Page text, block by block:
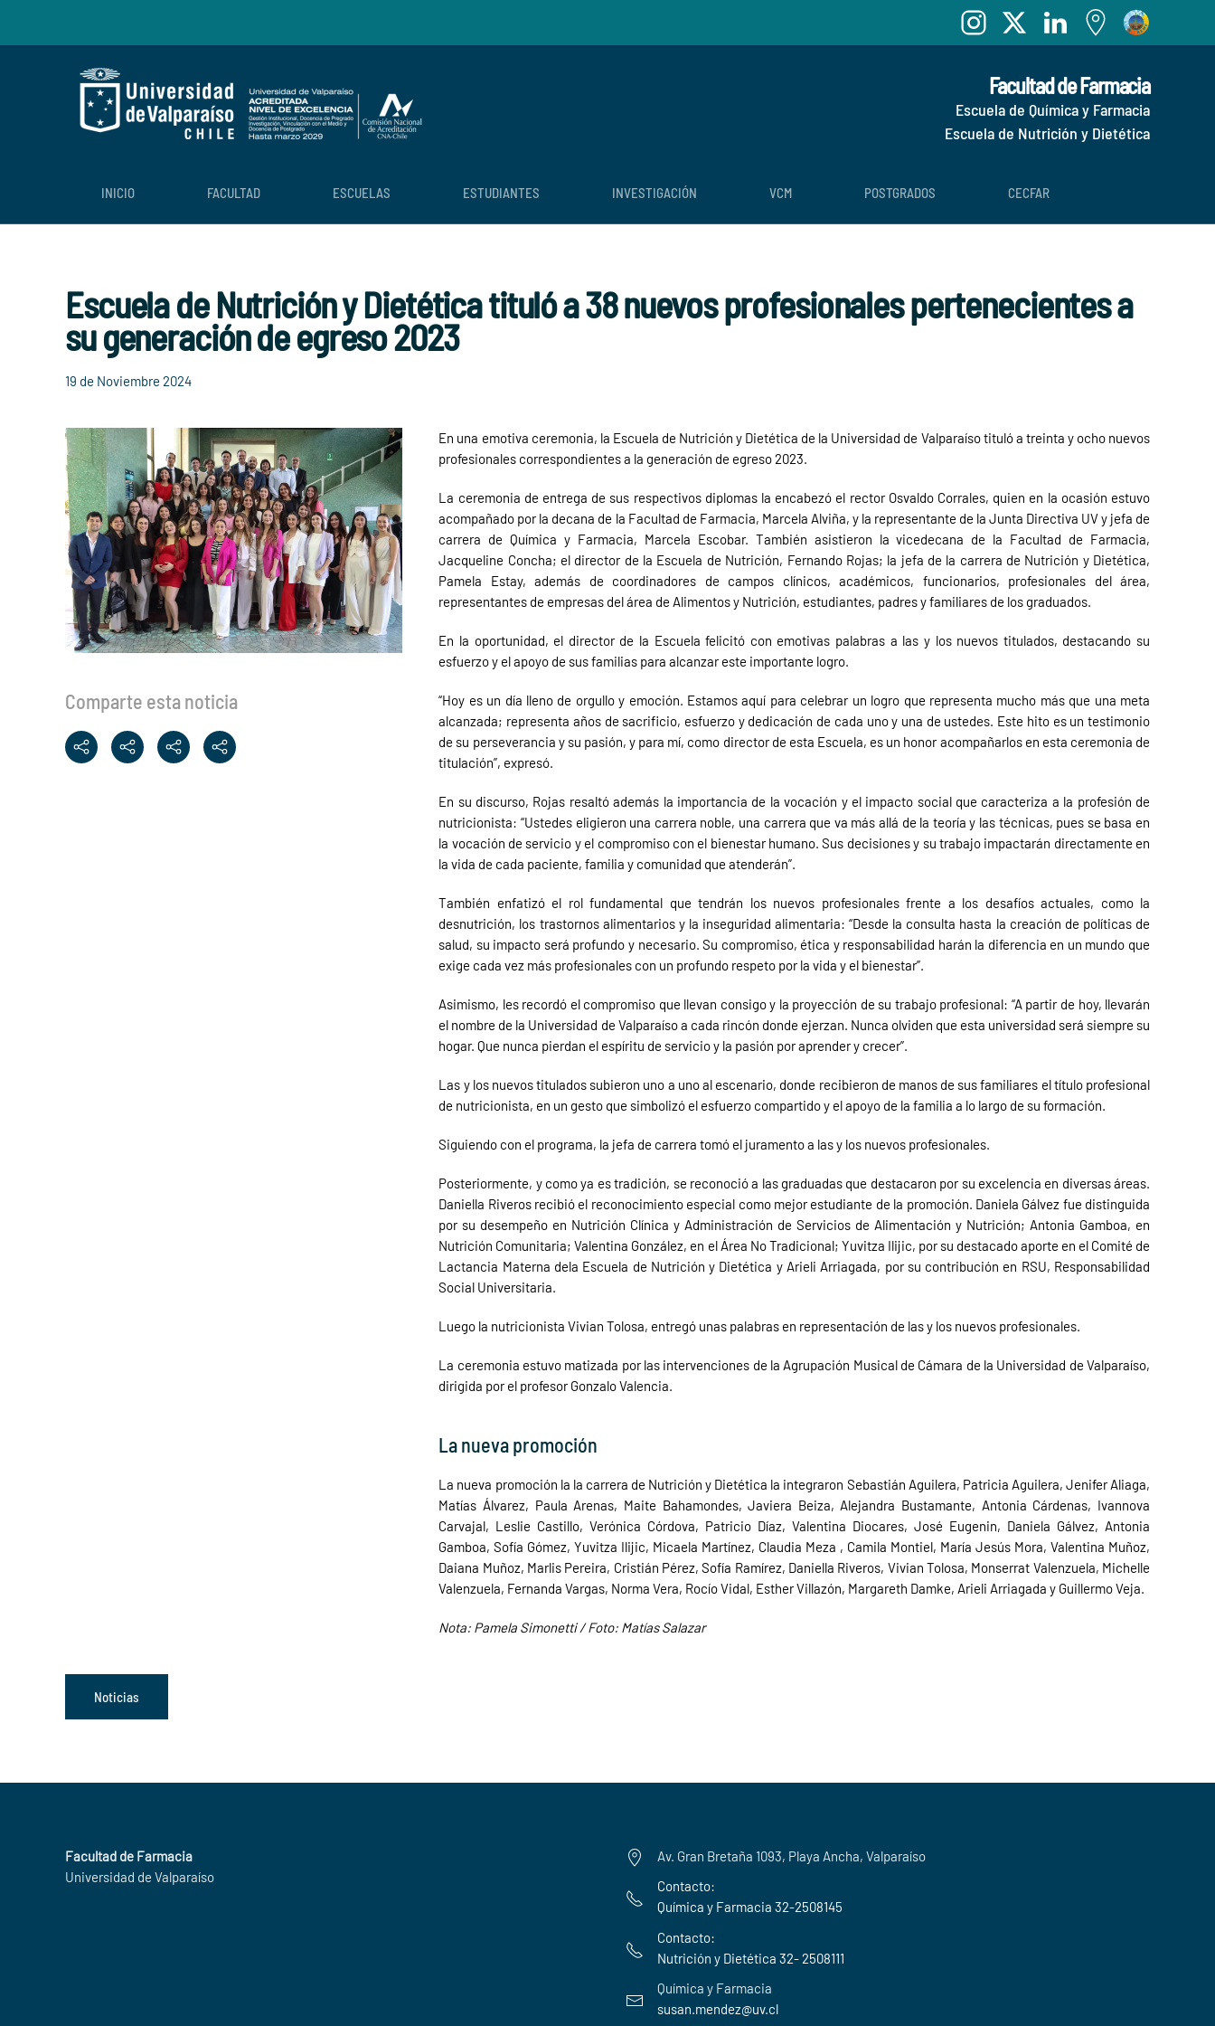
Skip to main content
Facultad de Farmacia
Escuela de Química y Farmacia
Escuela de Nutrición y Dietética
INICIO FACULTAD ESCUELAS ESTUDIANTES INVESTIGACIÓN VCM POSTGRADOS CECFAR
Escuela de Nutrición y Dietética tituló a 38 nuevos profesionales pertenecientes a
su generación de egreso 2023
19 de Noviembre 2024
Comparte esta noticia
En una emotiva ceremonia, la Escuela de Nutrición y Dietética de la Universidad de Valparaíso tituló a treinta y ocho nuevos
profesionales correspondientes a la generación de egreso 2023.
La ceremonia de entrega de sus respectivos diplomas la encabezó el rector Osvaldo Corrales, quien en la ocasión estuvo
acompañado por la decana de la Facultad de Farmacia, Marcela Alviña, y la representante de la Junta Directiva UV y jefa de
carrera de Química y Farmacia, Marcela Escobar. También asistieron la vicedecana de la Facultad de Farmacia,
Jacqueline Concha; el director de la Escuela de Nutrición, Fernando Rojas; la jefa de la carrera de Nutrición y Dietética,
Pamela Estay, además de coordinadores de campos clínicos, académicos, funcionarios, profesionales del área,
representantes de empresas del área de Alimentos y Nutrición, estudiantes, padres y familiares de los graduados.
En la oportunidad, el director de la Escuela felicitó con emotivas palabras a las y los nuevos titulados, destacando su
esfuerzo y el apoyo de sus familias para alcanzar este importante logro.
“Hoy es un día lleno de orgullo y emoción. Estamos aquí para celebrar un logro que representa mucho más que una meta
alcanzada; representa años de sacrificio, esfuerzo y dedicación de cada uno y una de ustedes. Este hito es un testimonio
de su perseverancia y su pasión, y para mí, como director de esta Escuela, es un honor acompañarlos en esta ceremonia de
titulación”, expresó.
En su discurso, Rojas resaltó además la importancia de la vocación y el impacto social que caracteriza a la profesión de
nutricionista: “Ustedes eligieron una carrera noble, una carrera que va más allá de la teoría y las técnicas, pues se basa en
la vocación de servicio y el compromiso con el bienestar humano. Sus decisiones y su trabajo impactarán directamente en
la vida de cada paciente, familia y comunidad que atenderán”.
También enfatizó el rol fundamental que tendrán los nuevos profesionales frente a los desafíos actuales, como la
desnutrición, los trastornos alimentarios y la inseguridad alimentaria: “Desde la consulta hasta la creación de políticas de
salud, su impacto será profundo y necesario. Su compromiso, ética y responsabilidad harán la diferencia en un mundo que
exige cada vez más profesionales con un profundo respeto por la vida y el bienestar”.
Asimismo, les recordó el compromiso que llevan consigo y la proyección de su trabajo profesional: “A partir de hoy, llevarán
el nombre de la Universidad de Valparaíso a cada rincón donde ejerzan. Nunca olviden que esta universidad será siempre su
hogar. Que nunca pierdan el espíritu de servicio y la pasión por aprender y crecer”.
Las y los nuevos titulados subieron uno a uno al escenario, donde recibieron de manos de sus familiares el título profesional
de nutricionista, en un gesto que simbolizó el esfuerzo compartido y el apoyo de la familia a lo largo de su formación.
Siguiendo con el programa, la jefa de carrera tomó el juramento a las y los nuevos profesionales.
Posteriormente, y como ya es tradición, se reconoció a las graduadas que destacaron por su excelencia en diversas áreas.
Daniella Riveros recibió el reconocimiento especial como mejor estudiante de la promoción. Daniela Gálvez fue distinguida
por su desempeño en Nutrición Clínica y Administración de Servicios de Alimentación y Nutrición; Antonia Gamboa, en
Nutrición Comunitaria; Valentina González, en el Área No Tradicional; Yuvitza Ilijic, por su destacado aporte en el Comité de
Lactancia Materna dela Escuela de Nutrición y Dietética y Arieli Arriagada, por su contribución en RSU, Responsabilidad
Social Universitaria.
Luego la nutricionista Vivian Tolosa, entregó unas palabras en representación de las y los nuevos profesionales.
La ceremonia estuvo matizada por las intervenciones de la Agrupación Musical de Cámara de la Universidad de Valparaíso,
dirigida por el profesor Gonzalo Valencia.
La nueva promoción
La nueva promoción la la carrera de Nutrición y Dietética la integraron Sebastián Aguilera, Patricia Aguilera, Jenifer Aliaga,
Matías Álvarez, Paula Arenas, Maite Bahamondes, Javiera Beiza, Alejandra Bustamante, Antonia Cárdenas, Ivannova
Carvajal, Leslie Castillo, Verónica Córdova, Patricio Díaz, Valentina Diocares, José Eugenin, Daniela Gálvez, Antonia
Gamboa, Sofía Gómez, Yuvitza Ilijic, Micaela Martínez, Claudia Meza , Camila Montiel, María Jesús Mora, Valentina Muñoz,
Daiana Muñoz, Marlis Pereira, Cristián Pérez, Sofía Ramírez, Daniella Riveros, Vivian Tolosa, Monserrat Valenzuela, Michelle
Valenzuela, Fernanda Vargas, Norma Vera, Rocío Vidal, Esther Villazón, Margareth Damke, Arieli Arriagada y Guillermo Veja.
Nota: Pamela Simonetti / Foto: Matías Salazar
Noticias
Facultad de Farmacia
Universidad de Valparaíso
Av. Gran Bretaña 1093, Playa Ancha, Valparaíso
Contacto:
Química y Farmacia 32-2508145
Contacto:
Nutrición y Dietética 32- 2508111
Química y Farmacia
susan.mendez@uv.cl